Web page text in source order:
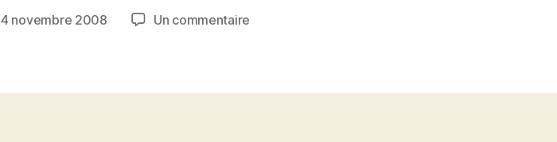
novembre 2008 Un commentaire